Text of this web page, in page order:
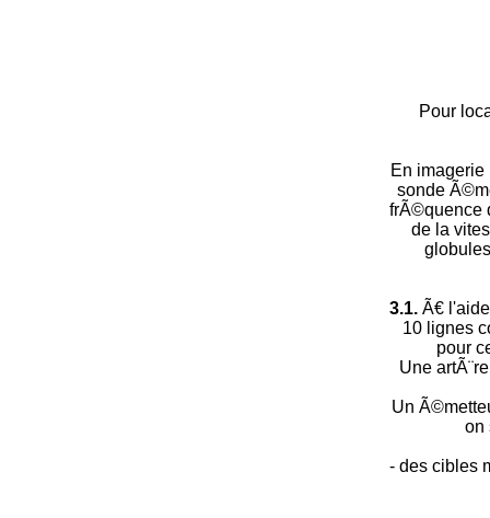
Pour
En
sonde
frÃ©quence
de la
3.1. Ã€
10 lignes
pour
Une
Un
on
- des cibles